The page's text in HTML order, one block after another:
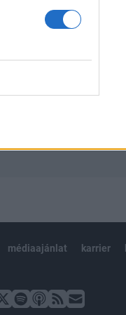
médiaajánlat karrier